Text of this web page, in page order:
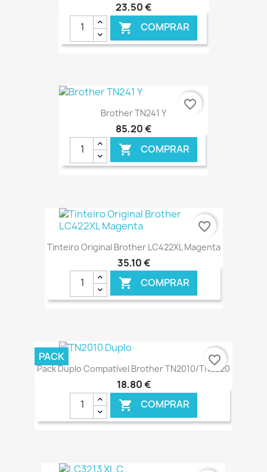
23,50 €
 COMPRAR
Brother TN241 Y
85,20 €
 COMPRAR
€ ONLINE
favorite_border
Tinteiro Original Brother LC422XL Magenta
35,10 €
 COMPRAR
favorite_border
Pack Duplo Compatível Brother TN2010/TN2220
18,80 €
 COMPRAR
PACK favorite_border